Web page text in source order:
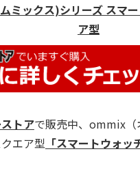
ミックス)シリーズ スマ
ア型
トアで販売中、ommix（
エア型 「スマートウォッ